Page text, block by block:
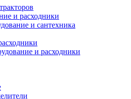
и расходники
и сантехника
и расходники